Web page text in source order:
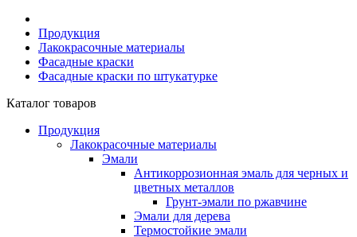
Продукция
Лакокрасочные материалы
Фасадные краски
Фасадные краски по штукатурке
Каталог товаров
Продукция
Лакокрасочные материалы
Эмали
Антикоррозионная эмаль для черных и
цветных металлов
Грунт-эмали по ржавчине
Эмали для дерева
Термостойкие эмали